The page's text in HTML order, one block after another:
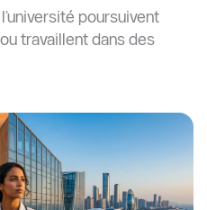
poursuivent
travaillent dans des